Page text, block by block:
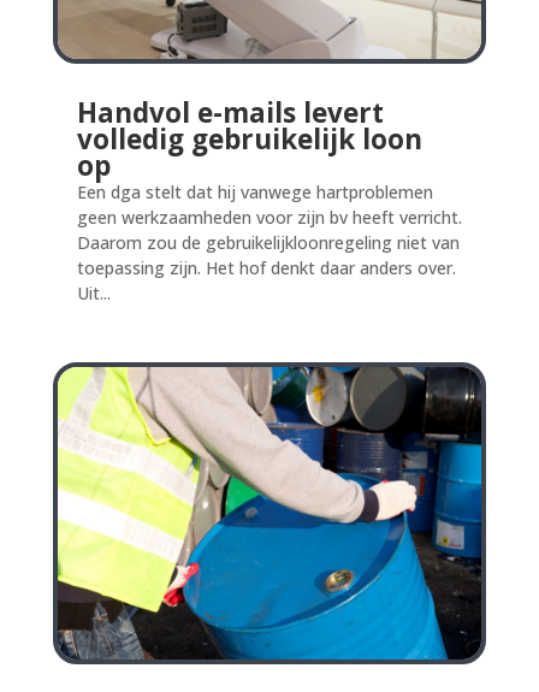
Handvol e-mails levert
volledig gebruikelijk loon
op
Een dga stelt dat hij vanwege hartproblemen
geen werkzaamheden voor zijn bv heeft verricht.
Daarom zou de gebruikelijkloonregeling niet van
toepassing zijn. Het hof denkt daar anders over.
Uit...